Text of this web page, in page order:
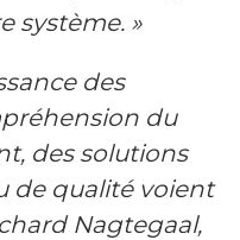
système. »
des
du
des solutions
de qualité voient
Nagtegaal,